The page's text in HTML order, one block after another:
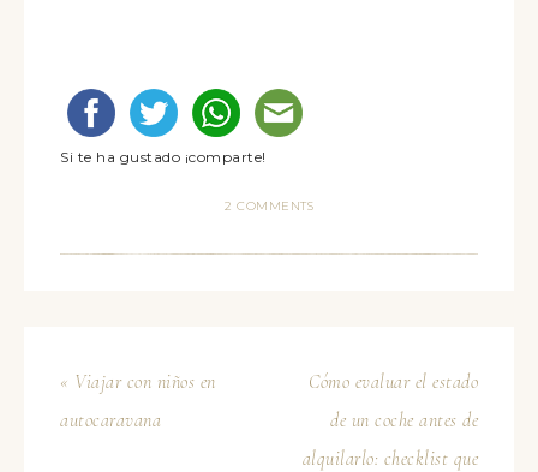
Si te ha gustado ¡comparte!
2 COMMENTS
« Viajar con niños en
autocaravana
Cómo evaluar el estado
de un coche antes de
alquilarlo: checklist que